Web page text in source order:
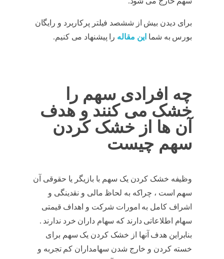
برای دیدن بیش از ششصد فیلتر پرکاربرد و رایگان
بورس به شما این مقاله را پیشنهاد می کنیم.
چه افرادی سهم را
خشک می کنند و هدف
آن ها از خشک کردن
سهم چیست
وظیفه خشک کردن یک سهم با بازیگر یا حقوقی آن
سهم است ، چراکه به لحاظ مالی و نقدینگی و
اشراف کامل به امورات شرکت و اهداف قیمتی
سهام اطلاعاتی دارند که سهام داران خرد ندارند .
بنابراین هدف آنها از خشک کردن یک سهم برای
خسته کردن و خارج شدن سهامداران کم تجربه و